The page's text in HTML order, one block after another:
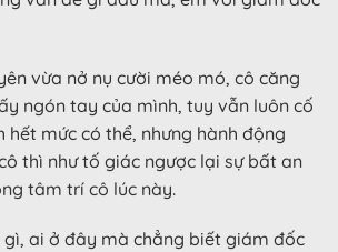
vừa nở nụ cười méo mó, cô căng
ngón tay của mình, tuy vẫn luôn cố
hết mức có thể, nhưng hành động
thì như tố giác ngược lại sự bất an
tâm trí cô lúc này.
gì, ai ở đây mà chẳng biết giám đốc